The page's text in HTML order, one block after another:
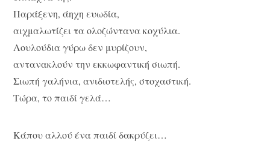
Παράξενη, άηχη ευωδία,
αιχμαλωτίζει τα ολοζώντανα κοχύλια.
Λουλούδια γύρω δεν μυρίζουν,
αντανακλούν την εκκωφαντική σιωπή.
Σιωπή γαλήνια, ανιδιοτελής, στοχαστική.
Τώρα, το παιδί γελά…
Κάπου αλλού ένα παιδί δακρύζει…